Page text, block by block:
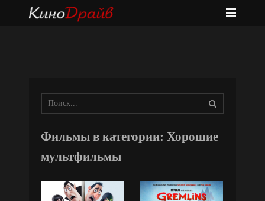
Фильмы в категории: Хорошие
мультфильмы